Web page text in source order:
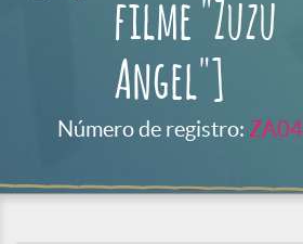
filme "Zuzu
Angel"]
Número de registro: